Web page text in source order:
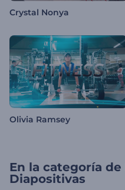
Crystal Nonya
Olivia Ramsey
En la categoría de
Diapositivas